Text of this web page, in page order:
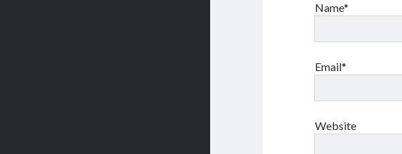
Name*
Email*
Website